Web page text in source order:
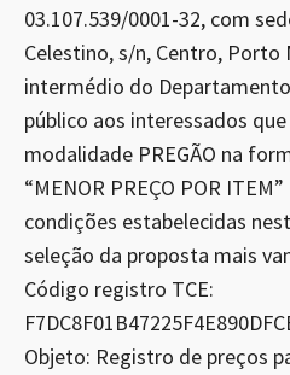
03.107.539/0001-32, com
Celestino, s/n, Centro, Porto
intermédio do
público aos interessados
modalidade PREGÃO na
“MENOR PREÇO POR
condições estabelecidas
seleção da proposta mais
Código registro TCE:
Objeto: Registro de preços